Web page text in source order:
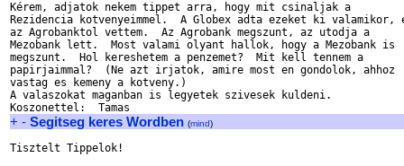
Kérem, adjatok nekem tippet arra, hogy mit csinaljak a
Rezidencia kotvenyeimmel.  A Globex adta ezeket ki valamikor,
az Agrobanktol vettem.  Az Agrobank megszunt, az utodja a
Mezobank lett.  Most valami olyant hallok, hogy a Mezobank is
megszunt.  Hol kereshetem a penzemet?  Mit kell tennem a
papirjaimmal?  (Ne azt irjatok, amire most en gondolok, ahhoz
vastag es kemeny a kotveny.)
A valaszokat maganban is legyetek szivesek kuldeni.
+ - Segitseg keres Wordben (mind)
Tisztelt Tippelok!